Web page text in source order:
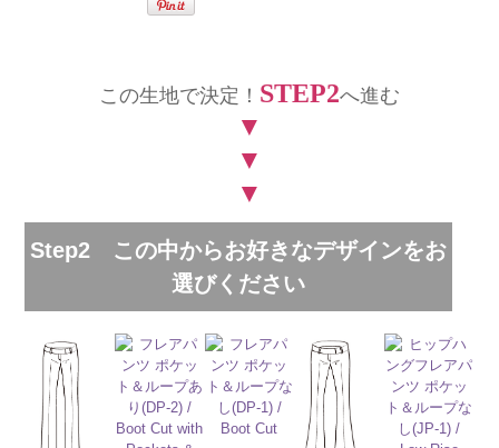
この生地で決定！ STEP2へ進む
▼
▼
▼
Step2 この中からお好きなデザインをお
選びください